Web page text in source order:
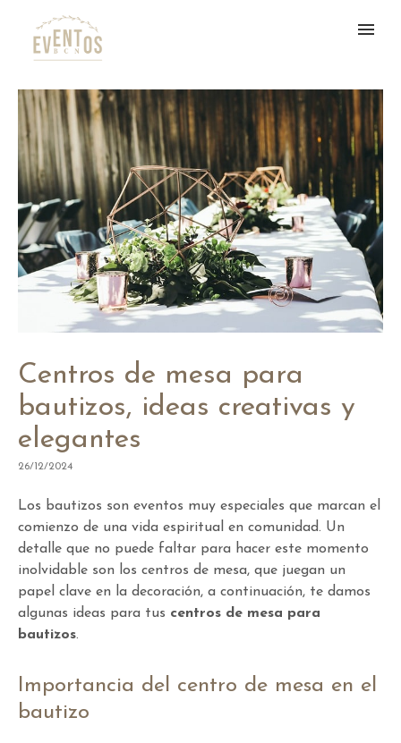
Centros de mesa para
bautizos, ideas creativas y
elegantes
26/12/2024
Los bautizos son eventos muy especiales que marcan el
comienzo de una vida espiritual en comunidad. Un
detalle que no puede faltar para hacer este momento
inolvidable son los centros de mesa, que juegan un
papel clave en la decoración, a continuación, te damos
algunas ideas para tus centros de mesa para
bautizos.
Importancia del centro de mesa en el
bautizo